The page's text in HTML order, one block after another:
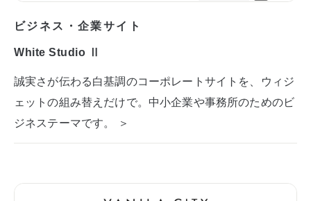
ビジネス・企業サイト
White Studio Ⅱ
誠実さが伝わる白基調のコーポレートサイトを、ウィジ
ェットの組み替えだけで。中小企業や事務所のためのビ
ジネステーマです。 ＞